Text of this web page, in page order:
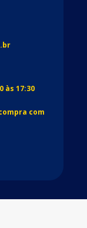
às 17:30
com